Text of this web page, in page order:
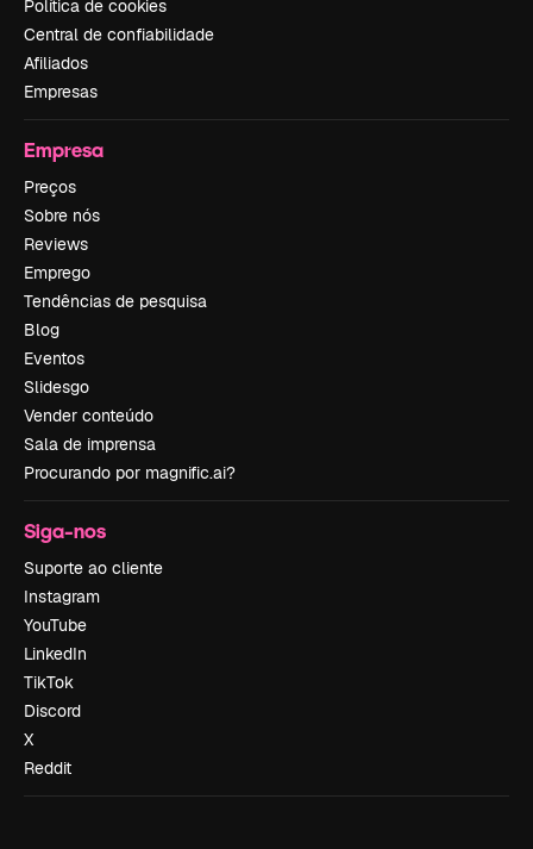
Política de cookies
Central de confiabilidade
Afiliados
Empresas
Empresa
Preços
Sobre nós
Reviews
Emprego
Tendências de pesquisa
Blog
Eventos
Slidesgo
Vender conteúdo
Sala de imprensa
Procurando por magnific.ai?
Siga-nos
Suporte ao cliente
Instagram
YouTube
LinkedIn
TikTok
Discord
X
Reddit